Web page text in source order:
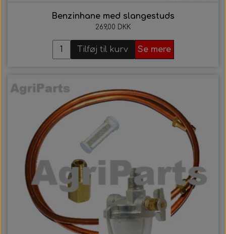
Benzinhane med slangestuds
269,00 DKK
Tilføj til kurv Se mere